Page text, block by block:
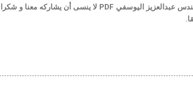
السؤال الذي قمت بطرحه و لمن لديه كتاب الهندسة القيمية للمهندس عبدالعزيز اليوسفي PDF لا ينسى أن يشاركه معنا و شكرا